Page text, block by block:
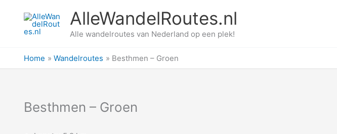
AlleWandelRoutes.nl
Alle wandelroutes van Nederland op een plek!
Home Wandelroutes Besthmen – Groen
Besthmen – Groen